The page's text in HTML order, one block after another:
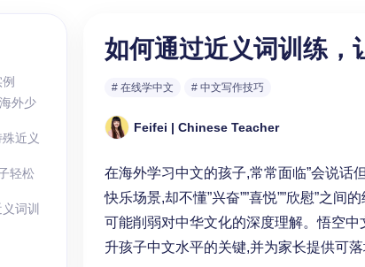
子爱上中文！
国际数学
1-12年级
让数学之光照亮每一个孩子！
Menu
外少
近义
轻松
词训
如何通过近义词训练，
# 在线学中文 # 中文写作技巧
Feifei | Chinese Teacher
在海外学习中文的孩子,常常面临”会说话
快乐场景,却不懂”兴奋””喜悦””欣慰”之间
可能削弱对中华文化的深度理解。悟空中
升孩子中文水平的关键,并为家长提供可落